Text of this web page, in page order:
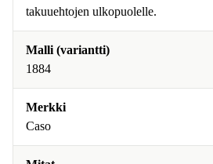
takuuehtojen ulkopuolelle.
Malli (variantti)
1884
Merkki
Caso